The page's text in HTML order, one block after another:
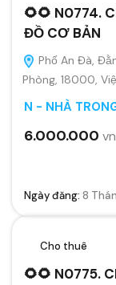
🌻🌻 N0774.
ĐỒ CƠ BẢN
Phố An Đà,
Phòng, 18000,
N - NHÀ
6.000.000
Ngày đăng: 8
Cho thuê
🌻🌻 N0775.